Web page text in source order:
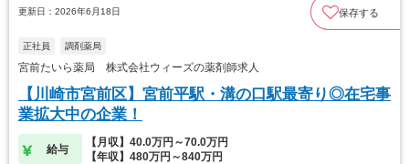
更新日：2026年6月18日 保存する
正社員 調剤薬局
宮前たいら薬局 株式会社ウィーズの薬剤師求人
【川崎市宮前区】宮前平駅・溝の口駅最寄り◎在宅事
業拡大中の企業！
給与
【月収】40.0万円～70.0万円
【年収】480万円～840万円